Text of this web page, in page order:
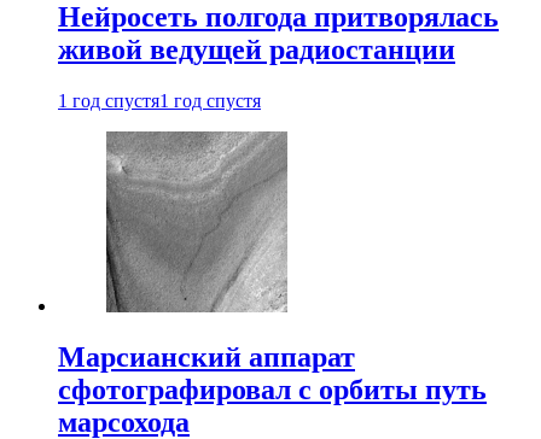
Нейросеть полгода притворялась
живой ведущей радиостанции
1 год спустя1 год спустя
Марсианский аппарат
сфотографировал с орбиты путь
марсохода